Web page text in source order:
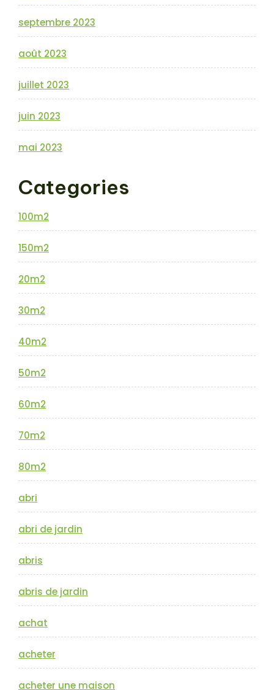
septembre 2023
août 2023
juillet 2023
juin 2023
mai 2023
Categories
100m2
150m2
20m2
30m2
40m2
50m2
60m2
70m2
80m2
abri
abri de jardin
abris
abris de jardin
achat
acheter
acheter une maison